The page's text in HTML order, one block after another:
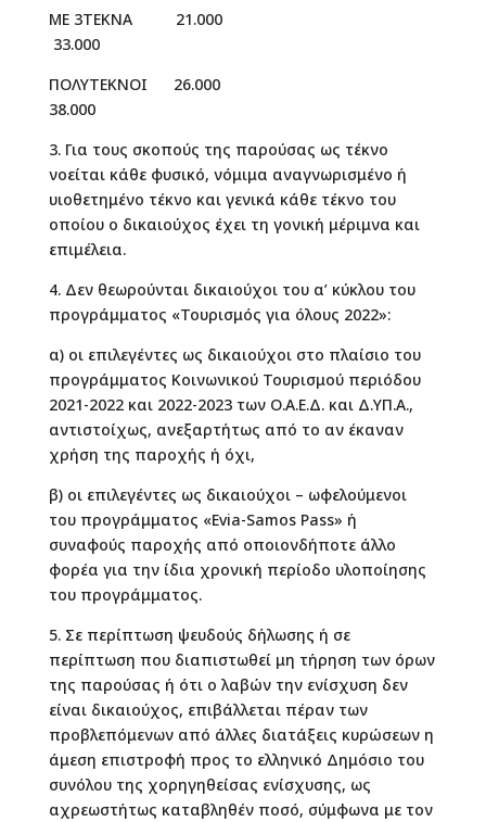
ΜΕ 3ΤΕΚΝΑ 21.000
33.000
ΠΟΛΥΤΕΚΝΟΙ 26.000
38.000
3. Για τους σκοπούς της παρούσας ως τέκνο
νοείται κάθε φυσικό, νόμιμα αναγνωρισμένο ή
υιοθετημένο τέκνο και γενικά κάθε τέκνο του
οποίου ο δικαιούχος έχει τη γονική μέριμνα και
επιμέλεια.
4. Δεν θεωρούνται δικαιούχοι του α’ κύκλου του
προγράμματος «Τουρισμός για όλους 2022»:
α) οι επιλεγέντες ως δικαιούχοι στο πλαίσιο του
προγράμματος Κοινωνικού Τουρισμού περιόδου
2021-2022 και 2022-2023 των Ο.Α.Ε.Δ. και Δ.ΥΠ.Α.,
αντιστοίχως, ανεξαρτήτως από το αν έκαναν
χρήση της παροχής ή όχι,
β) οι επιλεγέντες ως δικαιούχοι – ωφελούμενοι
του προγράμματος «Evia-Samos Pass» ή
συναφούς παροχής από οποιονδήποτε άλλο
φορέα για την ίδια χρονική περίοδο υλοποίησης
του προγράμματος.
5. Σε περίπτωση ψευδούς δήλωσης ή σε
περίπτωση που διαπιστωθεί μη τήρηση των όρων
της παρούσας ή ότι ο λαβών την ενίσχυση δεν
είναι δικαιούχος, επιβάλλεται πέραν των
προβλεπόμενων από άλλες διατάξεις κυρώσεων η
άμεση επιστροφή προς το ελληνικό Δημόσιο του
συνόλου της χορηγηθείσας ενίσχυσης, ως
αχρεωστήτως καταβληθέν ποσό, σύμφωνα με τον